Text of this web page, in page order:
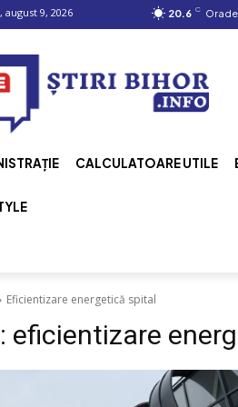
august 9, 2026 20.6 C
CALCULATOARE UTILE
Eficientizare energetică spital
eficientizare